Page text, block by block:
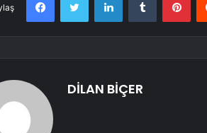
DİLAN BİÇER